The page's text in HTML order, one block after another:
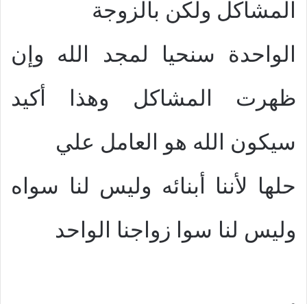
المشاكل ولكن بالزوجة
الواحدة سنحيا لمجد الله وإن
ظهرت المشاكل وهذا أكيد
سيكون الله هو العامل علي
حلها لأننا أبنائه وليس لنا سواه
وليس لنا سوا زواجنا الواحد